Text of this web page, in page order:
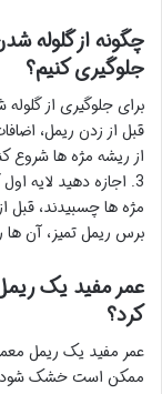
چگونه از گلوله
جلوگیری کنیم؟
از ریشه مژه ها شروع
مژه ها چسبیدند،
برس ریمل تمیز، آن ها
عمر مفید یک
کرد؟
ممکن است خشک شود،